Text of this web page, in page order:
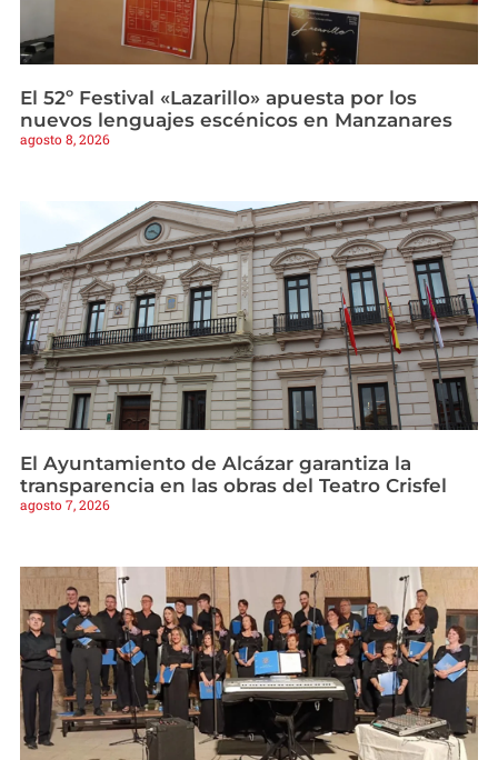
El 52º Festival «Lazarillo» apuesta por los
nuevos lenguajes escénicos en Manzanares
agosto 8, 2026
El Ayuntamiento de Alcázar garantiza la
transparencia en las obras del Teatro Crisfel
agosto 7, 2026